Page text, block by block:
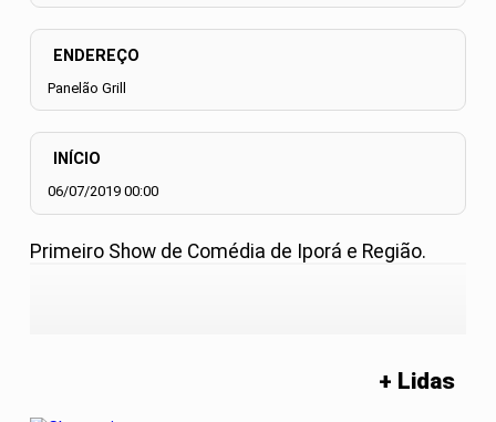
ENDEREÇO
Panelão Grill
INÍCIO
06/07/2019 00:00
Primeiro Show de Comédia de Iporá e Região.
+ Lidas